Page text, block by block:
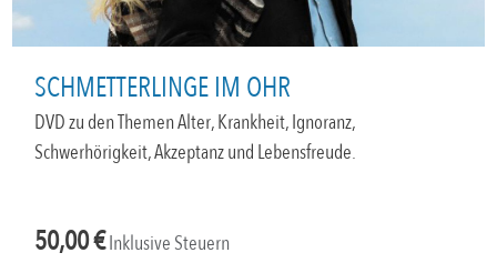
SCHMETTERLINGE IM OHR
DVD zu den Themen Alter, Krankheit, Ignoranz,
Schwerhörigkeit, Akzeptanz und Lebensfreude.
50,00€Inklusive Steuern